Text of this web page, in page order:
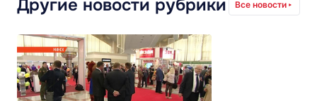
Другие новости рубрики Все новости